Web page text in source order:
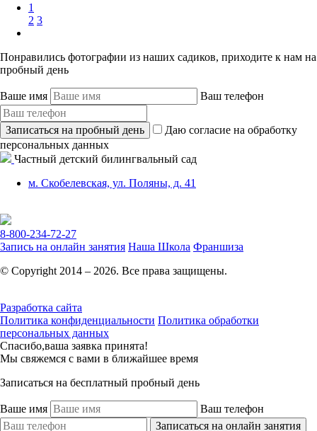
1
2 3
Понравились фотографии из наших садиков, приходите к нам на
пробный день
Ваше имя Ваш телефон
Записаться на пробный день
Даю согласие на обработку
персональных данных
Частный детский билингвальный сад
м. Скобелевская, ул. Поляны, д. 41
8-800-234-72-27
Запись на онлайн занятия Наша Школа Франшиза
© Copyright 2014 – 2026. Все права защищены.
Разработка сайта
Политика конфиденциальности Политика обработки
персональных данных
Спасибо,ваша заявка принята!
Мы свяжемся с вами в ближайшее время
Записаться на бесплатный пробный день
Ваше имя
Ваш телефон
Записаться на онлайн занятия